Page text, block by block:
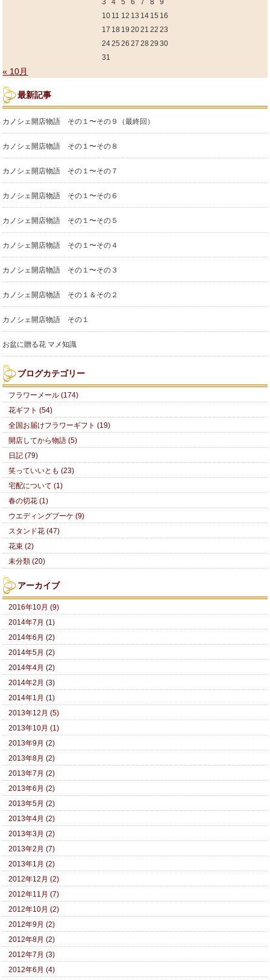
3 4 5 6 7 8
9
10 11 12 13 14 15 16
17 18 19 2021 22 23
2425 26 27 28 29 30
31
« 10月
最新記事
カノシェ開店物語 その１〜その９（最終回）
カノシェ開店物語 その１〜その８
カノシェ開店物語 その１〜その７
カノシェ開店物語 その１〜その６
カノシェ開店物語 その１〜その５
カノシェ開店物語 その１〜その４
カノシェ開店物語 その１〜その３
カノシェ開店物語 その１＆その２
カノシェ開店物語 その１
お盆に贈る花 マメ知識
ブログカテゴリー
フラワーメール (174)
花ギフト (54)
全国お届けフラワーギフト (19)
開店してから物語 (5)
日記 (79)
笑っていいとも (23)
宅配について (1)
春の切花 (1)
ウエディングブーケ (9)
スタンド花 (47)
花束 (2)
未分類 (20)
アーカイブ
2016年10月 (9)
2014年7月 (1)
2014年6月 (2)
2014年5月 (2)
2014年4月 (2)
2014年2月 (3)
2014年1月 (1)
2013年12月 (5)
2013年10月 (1)
2013年9月 (2)
2013年8月 (2)
2013年7月 (2)
2013年6月 (2)
2013年5月 (2)
2013年4月 (2)
2013年3月 (2)
2013年2月 (7)
2013年1月 (2)
2012年12月 (2)
2012年11月 (7)
2012年10月 (2)
2012年9月 (2)
2012年8月 (2)
2012年7月 (3)
2012年6月 (4)